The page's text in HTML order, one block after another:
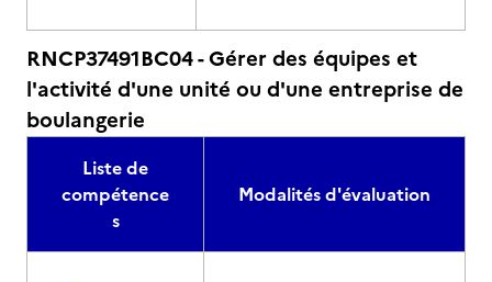
RNCP37491BC04 - Gérer des équipes et
l'activité d'une unité ou d'une entreprise de
boulangerie
Liste de
compétence
s
Modalités d'évaluation